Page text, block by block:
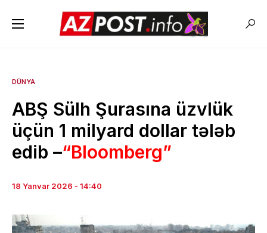
DÜNYA
ABŞ Sülh Şurasına üzvlük
üçün 1 milyard dollar tələb
edib –“Bloomberg”
18 Yanvar 2026 - 14:40